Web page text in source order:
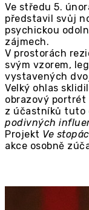
Ve středu 5.
představil svůj
psychickou
zájmech.
V prostorách
svým vzorem,
vystavených
Velký ohlas
obrazový
z účastníků tuto
podivných
Projekt Ve
akce osobně